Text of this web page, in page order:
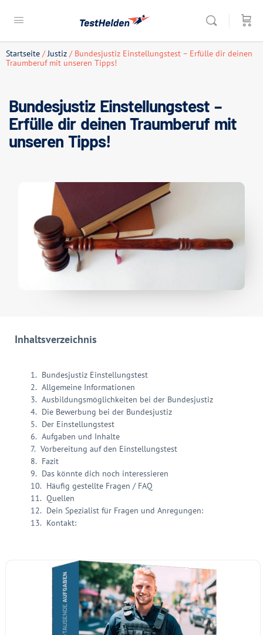
Startseite /Justiz / Bundesjustiz Einstellungstest – Erfülle dir deinen
Traumberuf mit unseren Tipps!
Bundesjustiz Einstellungstest –
Erfülle dir deinen Traumberuf mit
unseren Tipps!
Inhaltsverzeichnis
Bundesjustiz Einstellungstest
Allgemeine Informationen
Ausbildungsmöglichkeiten bei der Bundesjustiz
Die Bewerbung bei der Bundesjustiz
Der Einstellungstest
Aufgaben und Inhalte
Vorbereitung auf den Einstellungstest
Fazit
Das könnte dich noch interessieren
Häufig gestellte Fragen / FAQ
Quellen
Dein Spezialist für Fragen und Anregungen:
Kontakt: